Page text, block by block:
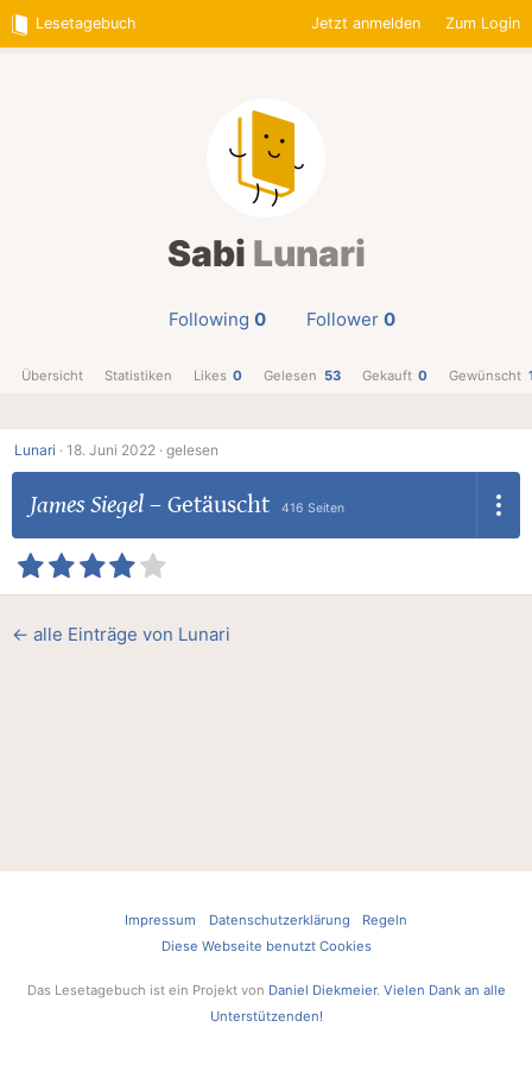
Lesetagebuch Jetzt anmelden Zum Login
Sabi Lunari
Following 0 Follower 0
Übersicht Statistiken Likes 0 Gelesen 53 Gekauft 0 Gewünscht
Lunari · 18. Juni 2022 · gelesen
James Siegel– Getäuscht 416 Seiten
← alle Einträge von Lunari
Impressum Datenschutzerklärung
Regeln
Diese Webseite benutzt Cookies
Das Lesetagebuch ist ein Projekt von Daniel Diekmeier. Vielen Dank an alle
Unterstützenden!